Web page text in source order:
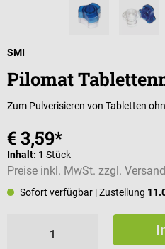
SMI
Pilomat
Zum Pulverisieren von Tabletten
€ 3,59*
Inhalt: 1 Stück
Preise inkl. MwSt. zzgl.
Sofort verfügbar | Zustellung